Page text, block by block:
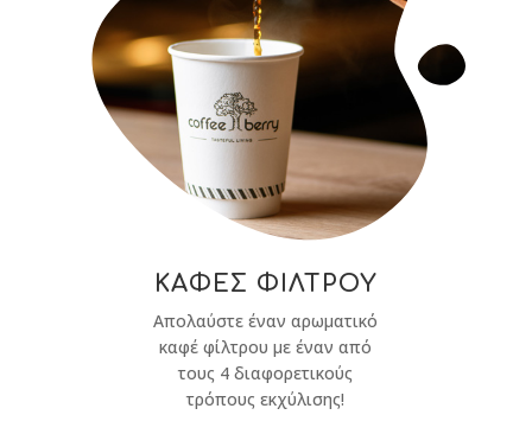
ΚΑΦΕΣ ΦΙΛΤΡΟΥ
Απολαύστε έναν αρωματικό
καφέ φίλτρου με έναν από
τους 4 διαφορετικούς
τρόπους εκχύλισης!